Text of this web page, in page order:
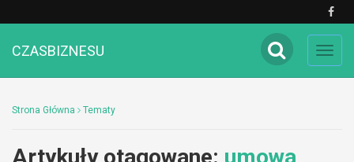
CZASBIZNESU
Strona Główna Tematy